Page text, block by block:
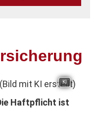
KI
Haft­pflicht ist